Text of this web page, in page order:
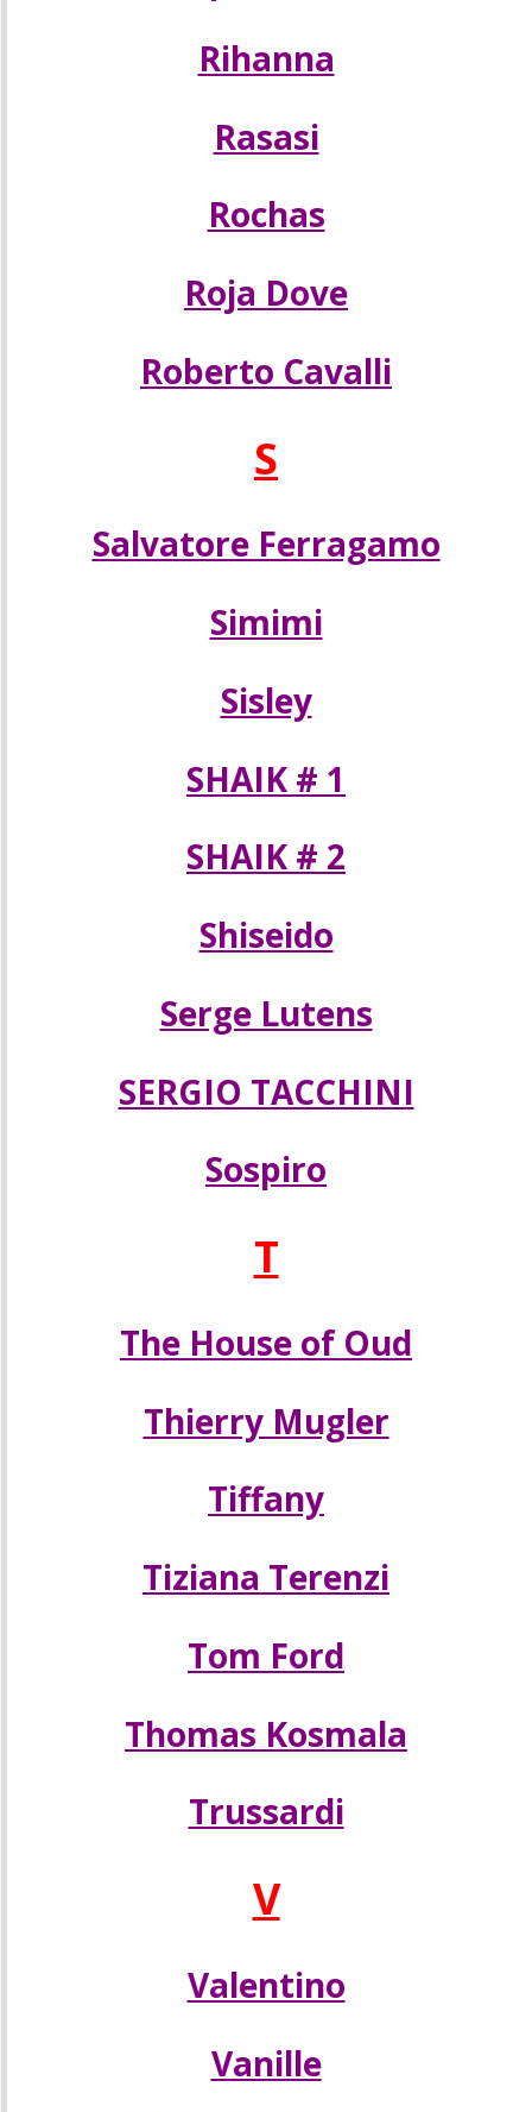
Rihanna
Rasasi
Rochas
Roja Dove
Roberto Cavalli
S
Salvatore Ferragamo
Simimi
Sisley
SHAIK # 1
SHAIK # 2
Shiseido
Serge Lutens
SERGIO TACCHINI
Sospiro
T
The House of Oud
Thierry Mugler
Tiffany
Tiziana Terenzi
Tom Ford
Thomas Kosmala
Trussardi
V
Valentino
Vanille